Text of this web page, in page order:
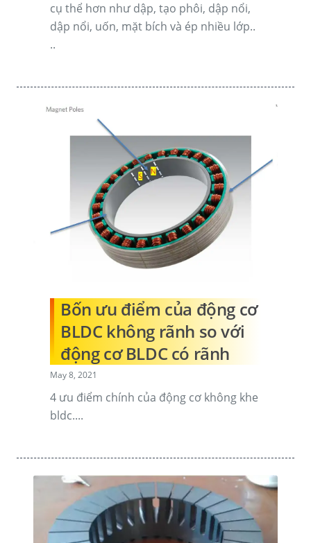
cụ thể hơn như dập, tạo phôi, dập nổi,
dập nổi, uốn, mặt bích và ép nhiều lớp..
..
Bốn ưu điểm của động cơ
BLDC không rãnh so với
động cơ BLDC có rãnh
May 8, 2021
4 ưu điểm chính của động cơ không khe
bldc....